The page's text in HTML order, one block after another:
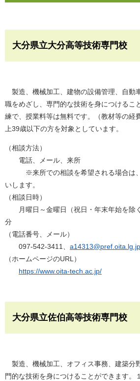
大分県立大分高等技術専門校
製造、機械加工、建物の設備管理、自動
職をめざし、専門的な技術を身につけるこ
練で、授業料等は無料です。（教材等の経
上39歳以下の方を対象としています。
（相談方法）
電話、メール、来所
※来所での相談を希望される場合は、
いします。
（相談日時）
月曜日～金曜日（祝日・年末年始を除
分
（電話番号、メール）
097-542-3411、 a14313@pref.oita.lg.jp
（ホームページのURL）
https://www.oita-tech.ac.jp/
大分県立佐伯高等技術専門校
製造、機械加工、オフィス事務、建築分
門的な技術を身につけることができます。